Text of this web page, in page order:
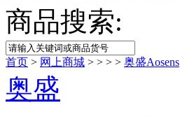
商品搜索:
首页 > 网上商城 > > > > 奥盛Aosens
奥盛